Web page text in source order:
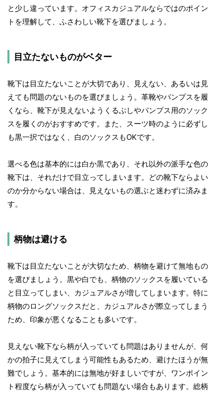
と少し違っています。オフィスカジュアルならではのポイン
トを理解して、ふさわしい靴下を選びましょう。
目立たないものがベター
靴下は目立たないことが大切であり、見えない、あるいは見
えても問題のないものを選びましょう。革靴やパンプスを履
くなら、靴下が見えないようくるぶしやパンプス用のソック
スを履くのがおすすめです。また、スーツ時のように必ずし
も黒一択ではなく、白のソックスもOKです。
選べる色は基本的には白か黒であり、それ以外の派手な色の
靴下は、それだけで目立ってしまいます。どの靴下ならよい
のか分からない場合は、見えないもの選ぶと迷わずに済みま
す。
柄物は避ける
靴下は目立たないことが大切なため、柄物を避けて無地もの
を選びましょう。黒や白でも、柄物のソックスを履いている
と目立ってしまい、カジュアルさが増してしまいます。特に
柄物のロングソックスだと、カジュアルさが際立ってしまう
ため、印象が悪くなることも多いです。
見えない靴下なら柄が入っていても問題はありませんが、何
かの拍子に見えてしまう可能性もあるため、避けたほうが無
難でしょう。基本的には無地が好ましいですが、ワンポイン
ト程度なら柄が入っていても問題ない場合もあります。総柄